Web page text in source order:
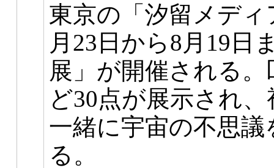
東京の「汐留メデ
月23日から8月19日
展」が開催される
ど30点が展示され
一緒に宇宙の不思
る。